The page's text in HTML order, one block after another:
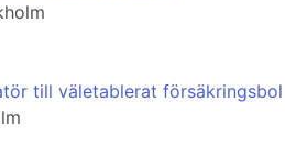
till väletablerat försäkringsbol